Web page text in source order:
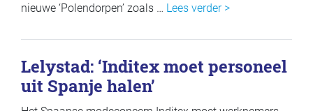
nieuwe ‘Polendorpen’ zoals … Lees verder >
Lelystad: ‘Inditex moet personeel
uit Spanje halen’